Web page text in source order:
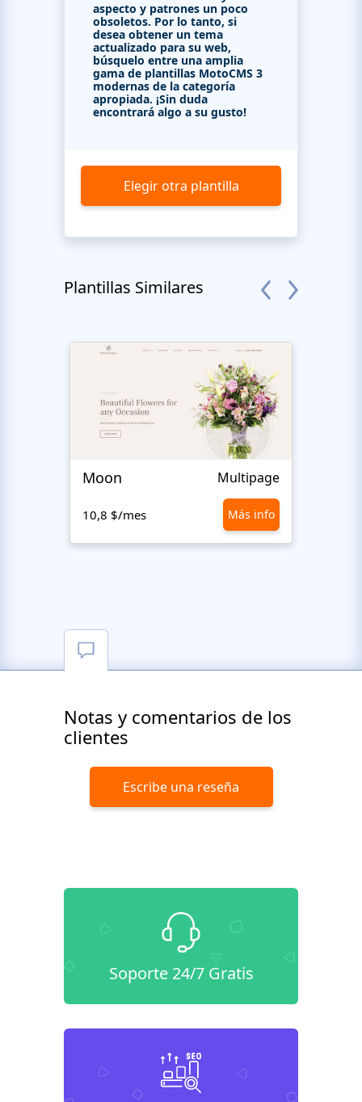
aspecto y patrones un poco
obsoletos. Por lo tanto, si
desea obtener un tema
actualizado para su web,
búsquelo entre una amplia
gama de plantillas MotoCMS 3
modernas de la categoría
apropiada. ¡Sin duda
encontrará algo a su gusto!
Elegir otra plantilla
Plantillas Similares
Moon Multipage
10,8 $/mes Más info
Notas y comentarios de los
clientes
Escribe una reseña
Soporte 24/7 Gratis